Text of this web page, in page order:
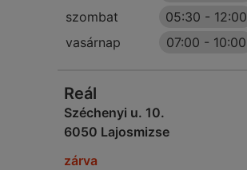
szombat
05:30 - 12:00
vasárnap
07:00 - 10:00
Reál
Széchenyi u. 10.
6050 Lajosmizse
zárva